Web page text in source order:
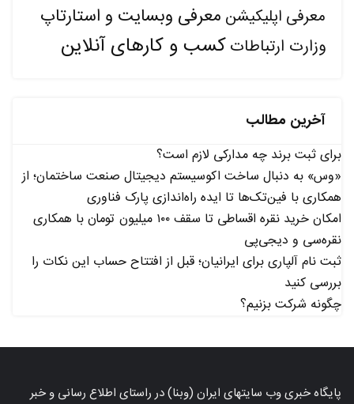
معرفی اپلیکیشن معرفی وبسایت و استارتاپ
وزارت ارتباطاتکسب و کارهای آنلاین
آخرین مطالب
برای ثبت برند چه مدارکی لازم است؟
«وس» به دنبال ساخت اکوسیستم دیجیتال صنعت ساختمان؛ از
همکاری با فین‌تک‌ها تا ایده راه‌اندازی پارک فناوری
امکان خرید نقره اقساطی تا سقف ۱۰۰ میلیون تومان با همکاری
نقره‌سی و دیجی‌پی
ثبت نام آلپاری برای ایرانیان؛ قبل از افتتاح حساب این نکات را
بررسی کنید
چگونه شرکت بزنیم؟
پایگاه خبری وب سایتهای ایران (وبنا) در راستای اطلاع رسانی و خبر